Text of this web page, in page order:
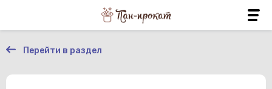
Перейти в раздел